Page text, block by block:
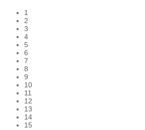
1
2
3
4
5
6
7
8
9
10
11
12
13
14
15